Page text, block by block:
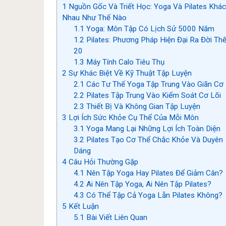
1 Nguồn Gốc Và Triết Học: Yoga Và Pilates Khác
Nhau Như Thế Nào
1.1 Yoga: Môn Tập Có Lịch Sử 5000 Năm
1.2 Pilates: Phương Pháp Hiện Đại Ra Đời
20
1.3 Máy Tính Calo Tiêu Thụ
2 Sự Khác Biệt Về Kỹ Thuật Tập Luyện
2.1 Các Tư Thế Yoga Tập Trung Vào Giãn Cơ
2.2 Pilates Tập Trung Vào Kiểm Soát Cơ Lõi
2.3 Thiết Bị Và Không Gian Tập Luyện
3 Lợi Ích Sức Khỏe Cụ Thể Của Mỗi Môn
3.1 Yoga Mang Lại Những Lợi Ích Toàn Diện
3.2 Pilates Tạo Cơ Thể Chắc Khỏe Và Duyên
Dáng
4 Câu Hỏi Thường Gặp
4.1 Nên Tập Yoga Hay Pilates Để Giảm Cân?
4.2 Ai Nên Tập Yoga, Ai Nên Tập Pilates?
4.3 Có Thể Tập Cả Yoga Lẫn Pilates Không?
5 Kết Luận
5.1 Bài Viết Liên Quan